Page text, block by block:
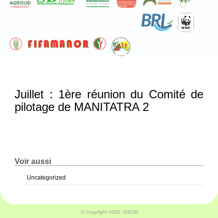
Juillet : 1ère réunion du Comité de
pilotage de MANITATRA 2
Voir aussi
Uncategorized
© Copyright 2026, GSDM